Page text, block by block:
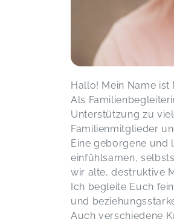
Hallo! Mein Name ist
Als
Unterstützung zu
Familienmitglieder
Eine geborgene und
einfühlsamen,
wir alte, destruktive
Ich begleite Euch
und
Auch verschiedene